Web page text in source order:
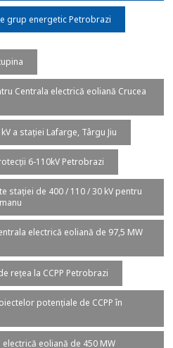
grup energetic Petrobrazi
Centrala electrică eoliană Crucea
a stației Lafarge, Târgu Jiu
6-110kV Petrobrazi
stației de 400 / 110 / 30 kV pentru
electrică eoliană de 97,5 MW
rețea la CCPP Petrobrazi
potențiale de CCPP în
eoliană de 450 MW